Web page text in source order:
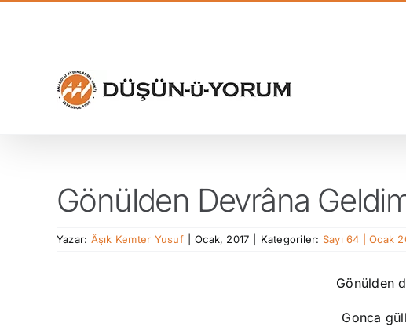
Gönülden Devrâna
Yazar: Âşık Kemter Yusuf Ocak, 2017 Kategoriler: Sayı 64 | Ocak
Gönülden
Gonca